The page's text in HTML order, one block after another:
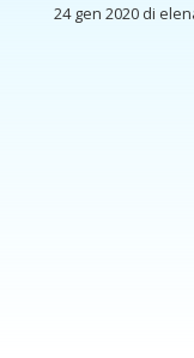
24 gen 2020 di